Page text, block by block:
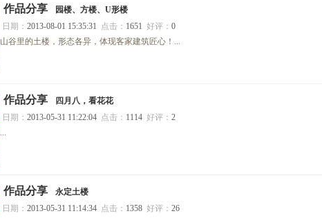
作品分享
园楼、方楼、U形楼
日期： 2013-08-01 15:35:31 点击： 1651 好评： 0
山谷里的土楼，形态各异，体现客家建筑匠心！...
作品分享
四月八，看花花
日期： 2013-05-31 11:22:04 点击： 1114 好评： 2
...
作品分享
永定土楼
日期： 2013-05-31 11:14:34 点击： 1358 好评： 26